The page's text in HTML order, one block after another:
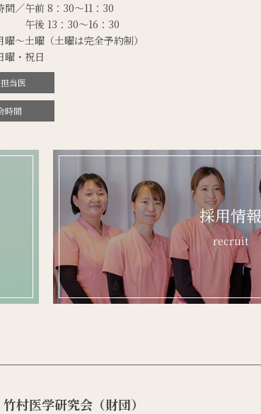
間／午前 8：30～11：30
：30～16：30
曜～土曜（土曜は完全予約制）
曜・祝日
当医
時間
採用情報
recruit
村医学研究会（財団）